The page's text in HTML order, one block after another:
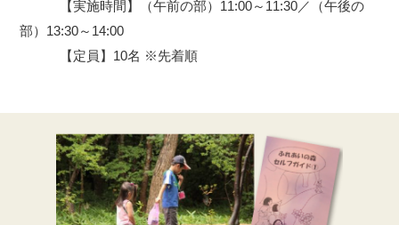
【実施時間】（午前の部）11:00～11:30／（午後の
部）13:30～14:00
【定員】10名 ※先着順